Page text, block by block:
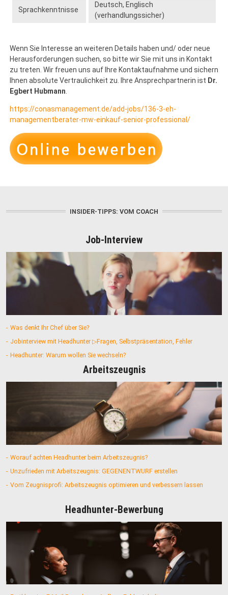
Sprachkenntnisse
Deutsch, Englisch
(verhandlungssicher)
Wenn Sie Interesse an weiteren Details haben und/ oder neue
Herausforderungen suchen, so bitte wir Sie mit uns in Kontakt
zu treten. Wir freuen uns auf Ihre Kontaktaufnahme und sichern
Ihnen absolute Vertraulichkeit zu. Ihre Ansprechpartnerin ist Dr.
Egbert Hubmann.
https://conasmanagement.de/add-jobs/136-3-eh-
managementberater-mw-einkauf-senior-professional/
INSIDER-TIPPS: VOM COACH
Job-Interview
Was denkt Ihr Chef über Sie?
Jobinterview mit Headhunter ▷Fragen, Selbstpräsentation, Fehler
Headhunter: Warum wollen Sie wechseln?
Arbeitszeugnis
Worauf achten Headhunter beim Arbeitszeugnis?
Unzufrieden mit Arbeitszeugnis: GEGENENTWURF erstellen
Vom Zeugnisprofi: Arbeitszeugnis optimieren und verbessern lassen
Headhunter-Bewerbung